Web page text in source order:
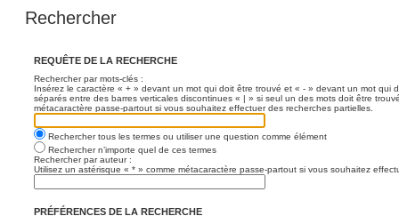
Rechercher
REQUÊTE DE LA RECHERCHE
Rechercher par mots-clés :
Insérez le caractère « + » devant un mot qui doit être trouvé et « - » devant un mot qui
séparés entre des barres verticales discontinues « | » si seul un des mots doit être
métacaractère passe-partout si vous souhaitez effectuer des recherches partielles.
Rechercher tous les termes ou utiliser une question comme élément
Rechercher n’importe quel de ces termes
Rechercher par auteur :
Utilisez un astérisque « * » comme métacaractère passe-partout si vous souhaitez
PRÉFÉRENCES DE LA RECHERCHE